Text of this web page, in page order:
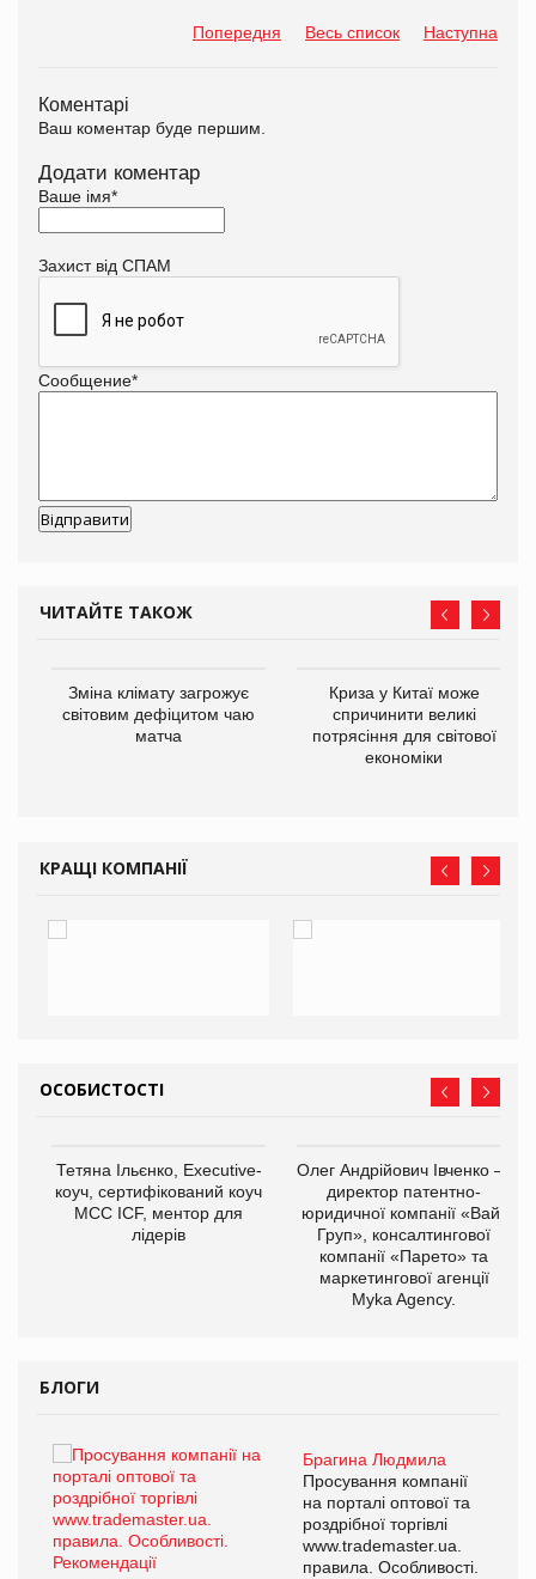
Попередня Весь список Наступна
Коментарі
Ваш коментар буде першим.
Додати коментар
Ваше імя*
Захист від СПАМ
Сообщение*
ЧИТАЙТЕ ТАКОЖ
Зміна клімату загрожує
світовим дефіцитом чаю
матча
Криза у Китаї може
спричинити великі
потрясіння для світової
економіки
КРАЩІ КОМПАНІЇ
ОСОБИСТОСТІ
Тетяна Ільєнко, Executive-
коуч, сертифікований коуч
МСС ICF, ментор для
лідерів
Олег Андрійович Івченко —
директор патентно-
юридичної компанії «Вайз
Груп», консалтингової
компанії «Парето» та
маркетингової агенції
Myka Agency.
БЛОГИ
Брагина Людмила
Просування компанії
на порталі оптової та
роздрібної торгівлі
www.trademaster.ua.
правила. Особливості.